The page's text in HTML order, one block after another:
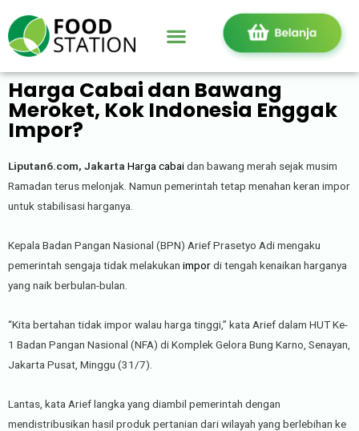
Harga Cabai dan Bawang
Meroket, Kok Indonesia Enggak
Impor?
Liputan6.com, Jakarta Harga cabaidan bawang merah sejak musim
Ramadan terus melonjak. Namun pemerintah tetap menahan keran impor
untuk stabilisasi harganya.
Kepala Badan Pangan Nasional (BPN) Arief Prasetyo Adi mengaku
pemerintah sengaja tidak melakukan impordi tengah kenaikan harganya
yang naik berbulan-bulan.
“Kita bertahan tidak impor walau harga tinggi,” kata Arief dalam HUT Ke-
1 Badan Pangan Nasional (NFA) di Komplek Gelora Bung Karno, Senayan,
Jakarta Pusat, Minggu (31/7).
Lantas, kata Arief langka yang diambil pemerintah dengan
mendistribusikan hasil produk pertanian dari wilayah yang berlebihan ke